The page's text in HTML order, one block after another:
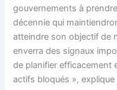
gouvernements à
décennie qui
atteindre son objectif de
enverra des signaux
de planifier efficacement
actifs bloqués »,